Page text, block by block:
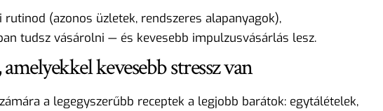
rutinod (azonos üzletek, rendszeres alapanyagok),
tudsz vásárolni — és kevesebb impulzusvásárlás lesz.
kevesebb stressz van
a legegyszerűbb receptek a legjobb barátok: egytálételek,